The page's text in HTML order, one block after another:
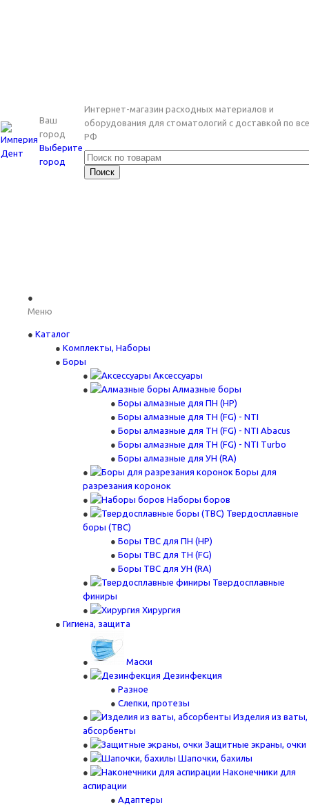
Ваш
город
Выберите
город
Интернет-магазин расходных материалов и
оборудования для стоматологий с доставкой по
РФ
Меню
Каталог
Комплекты, Наборы
Боры
Аксессуары
Алмазные боры
Боры алмазные для ПН (HP)
Боры алмазные для ТН (FG) - NTI
Боры алмазные для ТН (FG) - NTI Abacus
Боры алмазные для ТН (FG) - NTI Turbo
Боры алмазные для УН (RA)
Боры для
разрезания коронок
Наборы боров
Твердосплавные
боры (ТВС)
Боры ТВС для ПН (HP)
Боры ТВС для ТН (FG)
Боры ТВС для УН (RA)
Твердосплавные
финиры
Хирургия
Гигиена, защита
Маски
Дезинфекция
Разное
Слепки, протезы
Изделия из ваты,
абсорбенты
Защитные экраны, очки
Шапочки, бахилы
Наконечники для
аспирации
Адаптеры